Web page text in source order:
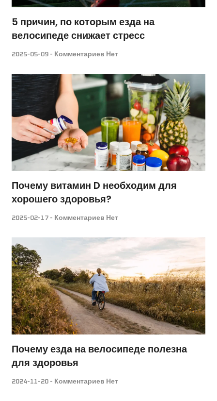
5 причин, по которым езда на
велосипеде снижает стресс
2025-05-09 Комментариев Нет
Почему витамин D необходим для
хорошего здоровья?
2025-02-17 Комментариев Нет
Почему езда на велосипеде полезна
для здоровья
2024-11-20 Комментариев Нет